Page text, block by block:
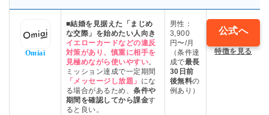
Omiai
■結婚を見据えた「まじめ
な交際」を始めたい人向き
イエローカードなどの違反
対策があり、慎重に相手を
見極めながら使いやすい。
ミッション達成で一定期間
「メッセージし放題」 にな
る場合があるため、条件や
期間を確認してから課金す
ると良い。
男性：
3,900
円〜/月
（条件達
成で最長
30日前
後無料の
例あり）
公式へ
特徴を見る